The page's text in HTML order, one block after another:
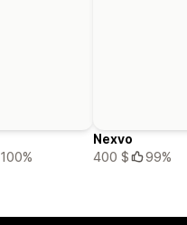
100%
Nexvo
400 $
99%